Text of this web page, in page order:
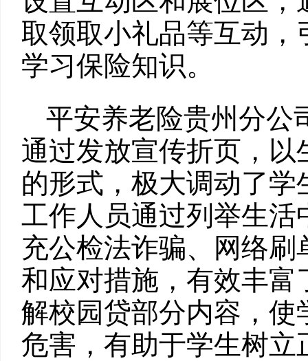
取领取小礼品等互动
学习保险知识。
平安养老险贵州分公
通过发放宣传折页，
的形式，极大调动了
工作人员通过列举生
充公检法诈骗、网络
和应对措施，有效丰
解校园贷部分内容，
危害，有助于学生树